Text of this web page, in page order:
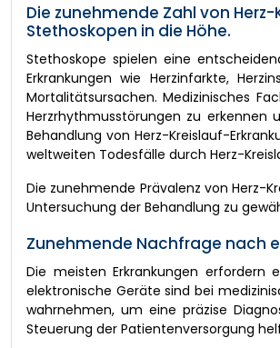
Die zunehmende Zahl von
Stethoskopen in die Höhe.
Stethoskope spielen eine
Erkrankungen wie Herzinfarkte,
Mortalitätsursachen. Medizinisches
Herzrhythmusstörungen zu erkennen
Behandlung von Herz-Kreislauf-
weltweiten Todesfälle durch Herz-
Die zunehmende Prävalenz von Herz-
Untersuchung der Behandlung zu
Zunehmende Nachfrage nach
Die meisten Erkrankungen erfordern
elektronische Geräte sind bei
wahrnehmen, um eine präzise
Steuerung der Patientenversorgung